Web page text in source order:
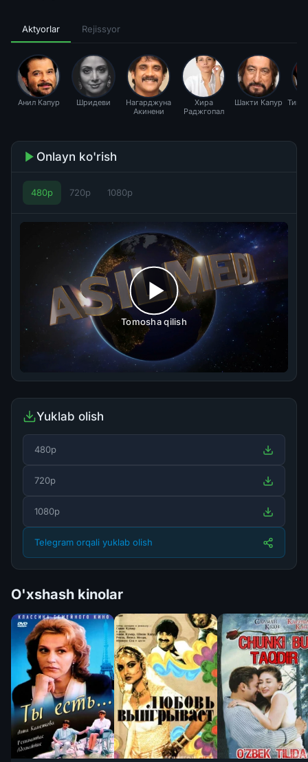
Aktyorlar Rejissyor
Анил Капур Шридеви
Нагарджуна
Акинени
Хира
Раджгопал
Шакти Капур Тику
Onlayn ko'rish
480p 720p 1080p
Tomosha qilish
Yuklab olish
480p
720p
1080p
Telegram orqali yuklab olish
O'xshash kinolar